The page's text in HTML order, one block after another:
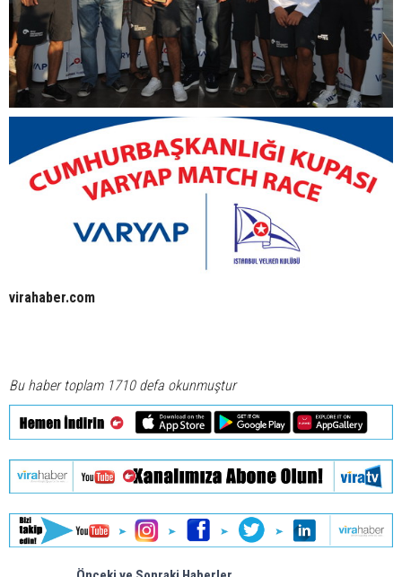
virahaber.com
Bu haber toplam 1710 defa okunmuştur